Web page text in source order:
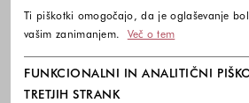
Ti piškotki omogočajo, da je oglaševanje
vašim zanimanjem.
Več o tem
FUNKCIONALNI IN ANALITIČNI
TRETJIH STRANK